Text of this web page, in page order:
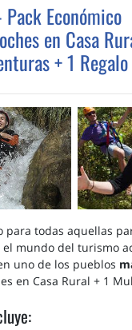
Económico
en Casa
+ 1 Regalo
para todas aquellas
mundo del turismo
uno de los pueblos
en Casa Rural + 1